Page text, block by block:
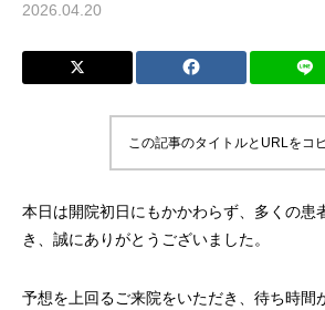
2026.04.20
この記事のタイトルとURLをコ
本日は開院初日にもかかわらず、多くの患
き、誠にありがとうございました。
予想を上回るご来院をいただき、待ち時間